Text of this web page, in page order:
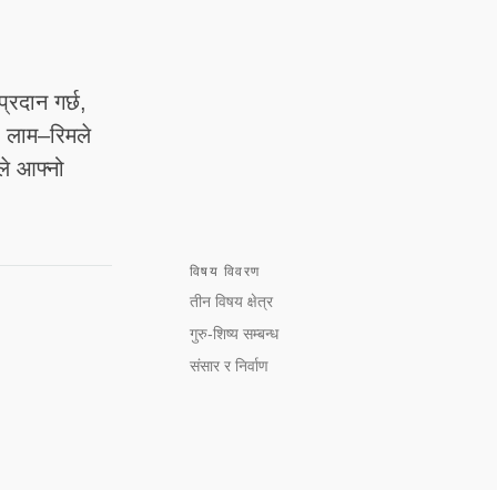
गर्छ,
आफ्नो
विषय विवरण
तीन विषय क्षेत्र
गुरु-शिष्य सम्बन्ध
संसार र निर्वाण